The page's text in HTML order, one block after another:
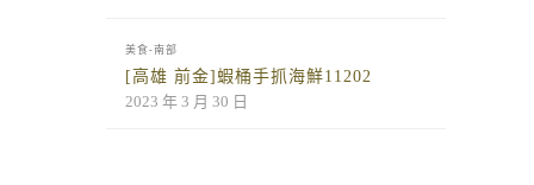
美食-南部
[高雄 前金]蝦桶手抓海鮮11202
2023 年 3 月 30 日